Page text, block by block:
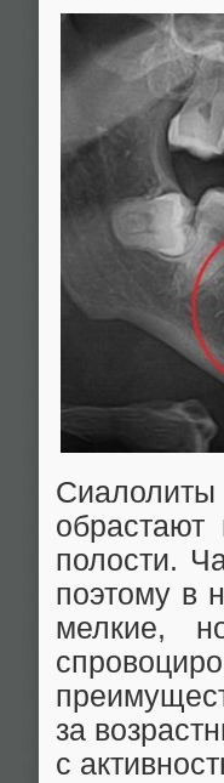
обрастают
полости.
поэтому в
мелкие,
за
с